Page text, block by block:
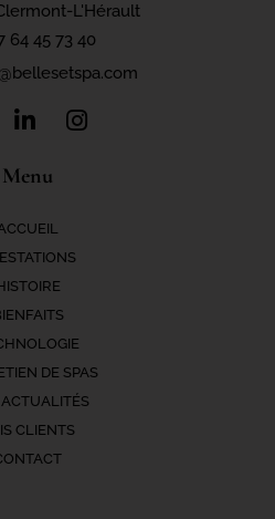
L'Hérault
64 45 73 40
Menu
DE SPAS
CLIENTS